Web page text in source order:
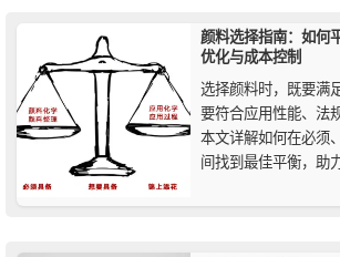
颜料选择指南：如何
优化与成本控制
选择颜料时，既要满
要符合应用性能、法
本文详解如何在必须
间找到最佳平衡，助